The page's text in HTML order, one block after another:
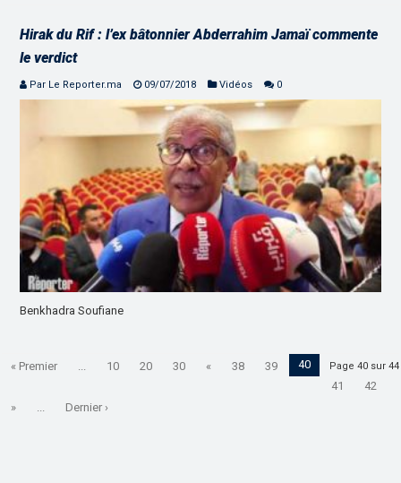
Hirak du Rif : l’ex bâtonnier Abderrahim Jamaï commente
le verdict
Par Le Reporter.ma 09/07/2018 Vidéos 0
Benkhadra Soufiane
Page 40 sur 44
« Premier ... 10 20 30 « 38 39
40
41
42
»
... Dernier ›